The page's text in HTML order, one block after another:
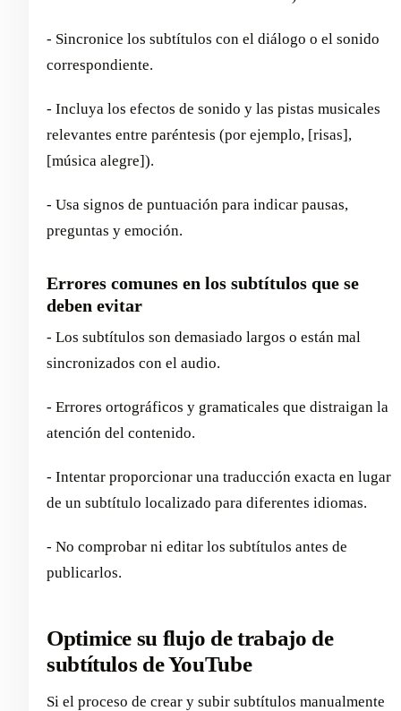
- Sincronice los subtítulos con el diálogo o el sonido
correspondiente.
- Incluya los efectos de sonido y las pistas musicales
relevantes entre paréntesis (por ejemplo, [risas],
[música alegre]).
- Usa signos de puntuación para indicar pausas,
preguntas y emoción.
Errores comunes en los subtítulos que se
deben evitar
- Los subtítulos son demasiado largos o están mal
sincronizados con el audio.
- Errores ortográficos y gramaticales que distraigan la
atención del contenido.
- Intentar proporcionar una traducción exacta en lugar
de un subtítulo localizado para diferentes idiomas.
- No comprobar ni editar los subtítulos antes de
publicarlos.
Optimice su flujo de trabajo de
subtítulos de YouTube
Si el proceso de crear y subir subtítulos manualmente